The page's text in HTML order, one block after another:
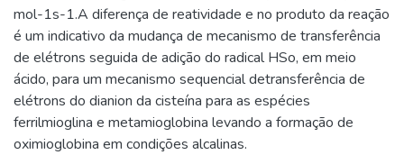
mol-1s-1.A diferença de reatividade e no produto da reação
é um indicativo da mudança de mecanismo de transferência
de elétrons seguida de adição do radical HSo, em meio
ácido, para um mecanismo sequencial detransferência de
elétrons do dianion da cisteína para as espécies
ferrilmioglina e metamioglobina levando a formação de
oximioglobina em condições alcalinas.